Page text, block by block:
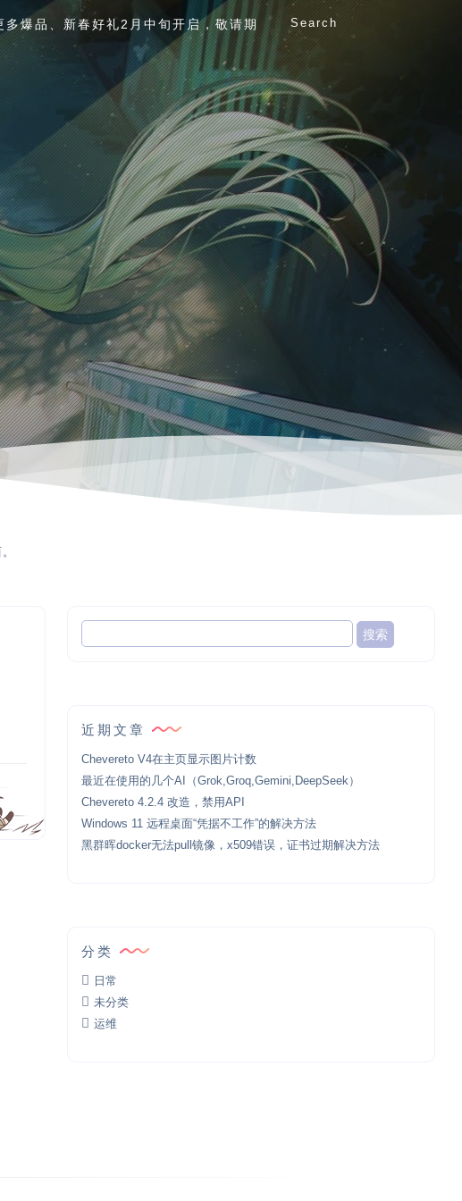
多爆品、新春好礼2月中旬开启，敬请期
Search
近期文章
Chevereto V4在主页显示图片计数
最近在使用的几个AI（Grok,Groq,Gemini,DeepSeek）
Chevereto 4.2.4 改造，禁用API
Windows 11 远程桌面“凭据不工作”的解决方法
黑群晖docker无法pull镜像，x509错误，证书过期解决方法
分类
日常
未分类
运维